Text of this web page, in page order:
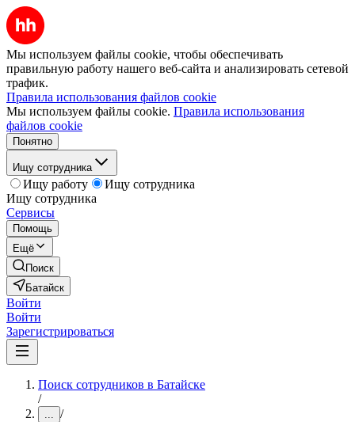
Мы используем файлы cookie, чтобы обеспечивать
правильную работу нашего веб-сайта и анализировать сетевой
трафик.
Правила использования файлов cookie
Мы используем файлы cookie. Правила использования
файлов cookie
Понятно
Ищу сотрудника
Ищу работу
Ищу сотрудника
Ищу сотрудника
Сервисы
Помощь
Ещё
Поиск
Батайск
Войти
Войти
Зарегистрироваться
Поиск сотрудников в Батайске
/
... /